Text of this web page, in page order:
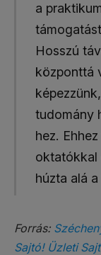
a
Hosszú
központtá
tudomány
hez.
oktatókkal
húzta alá
Forrás:
Sajtó! Üzleti